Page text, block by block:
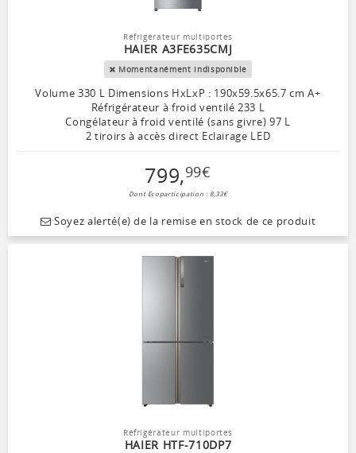
Réfrigérateur multiportes
HAIER A3FE635CMJ
Momentanément indisponible
Volume 330 L Dimensions HxLxP : 190x59.5x65.7 cm A+
Réfrigérateur à froid ventilé 233 L
Congélateur à froid ventilé (sans givre) 97 L
2 tiroirs à accès direct Eclairage LED
799,99€
Dont Ecoparticipation : 8,33€
Soyez alerté(e) de la remise en stock de ce produit
Réfrigérateur multiportes
HAIER HTF-710DP7